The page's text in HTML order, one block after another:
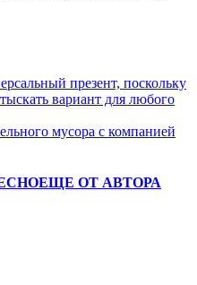
презент, поскольку
вариант для любого
мусора с компанией
ЕЩЕ ОТ АВТОРА